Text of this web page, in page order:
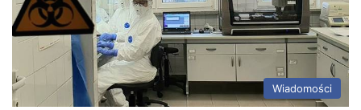
Wiadomości